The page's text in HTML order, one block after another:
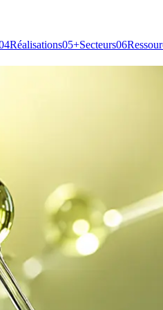
Réalisations05+Secteurs06